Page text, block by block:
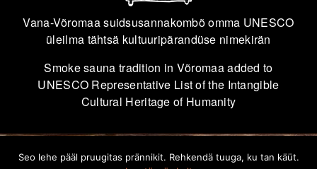
Vana-Võromaa suidsusannakombõ omma UNESCO
üleilma tähtsä kultuuripärandüse nimekirän
Smoke sauna tradition in Võromaa added to
UNESCO Representative List of the Intangible
Cultural Heritage of Humanity
info@savvusann.ee
Seo lehe pääl pruugitas prännikit. Rehkendä tuuga, ku tan käüt.